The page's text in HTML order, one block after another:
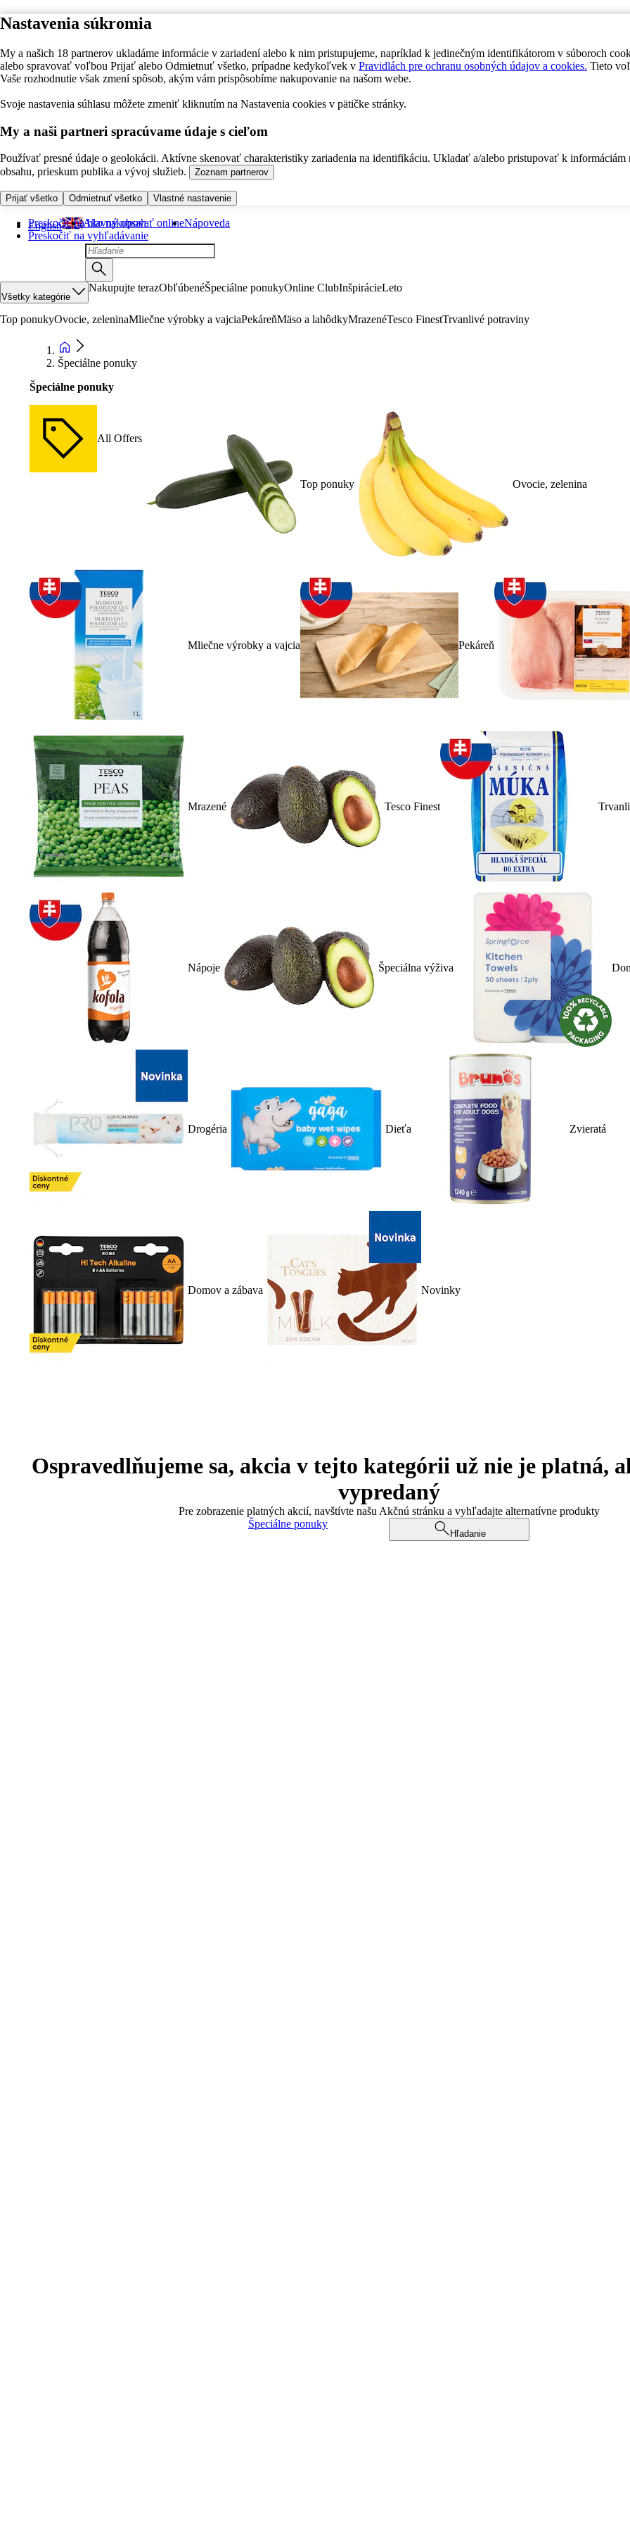
Nastavenia súkromia
My a našich 18 partnerov ukladáme informácie v zariadení alebo k nim pristupujeme, napríklad k jedinečným identifikátorom v súboroch
alebo spravovať voľbou Prijať alebo Odmietnuť všetko, prípadne kedykoľvek v Pravidlách pre ochranu osobných údajov a cookies. Tieto
Vaše rozhodnutie však zmení spôsob, akým vám prispôsobíme nakupovanie na našom webe.
Svoje nastavenia súhlasu môžete zmeniť kliknutím na Nastavenia cookies v pätičke stránky.
My a naši partneri spracúvame údaje s cieľom
Používať presné údaje o geolokácii. Aktívne skenovať charakteristiky zariadenia na identifikáciu. Ukladať a/alebo pristupovať k informáciám
obsahu, prieskum publika a vývoj služieb.
Zoznam partnerov
Prijať všetko Odmietnuť všetko Vlastné nastavenie
Preskočiť na hlavný obsah
Preskočiť na vyhľadávanie
English Ako nakupovať onlineNápoveda
Všetky kategórie
Nakupujte terazObľúbenéŠpeciálne ponukyOnline ClubInšpirácieLeto
Top ponukyOvocie, zeleninaMliečne výrobky a vajciaPekáreňMäso a lahôdkyMrazenéTesco FinestTrvanlivé potraviny
Špeciálne ponuky
Špeciálne ponuky
All Offers
Top ponuky Ovocie, zelenina
Mliečne výrobky a vajcia Pekáreň
Mrazené Tesco Finest
Nápoje Špeciálna výživa
Drogéria Dieťa Zvieratá
Domov a zábava Novinky
Ospravedlňujeme sa, akcia v tejto kategórii už nie je platná,
vypredaný
Pre zobrazenie platných akcií, navštívte našu Akčnú stránku a vyhľadajte alternatívne produkty
Špeciálne ponuky
Hľadanie